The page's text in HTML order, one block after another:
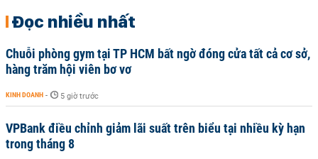
Đọc nhiều nhất
Chuỗi phòng gym tại TP HCM bất ngờ đóng cửa tất cả cơ sở,
hàng trăm hội viên bơ vơ
KINH DOANH - 5 giờ trước
VPBank điều chỉnh giảm lãi suất trên biểu tại nhiều kỳ hạn
trong tháng 8